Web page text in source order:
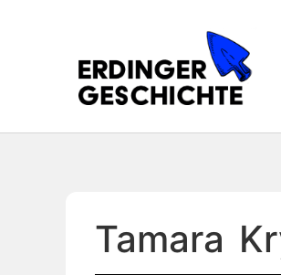
Tamara